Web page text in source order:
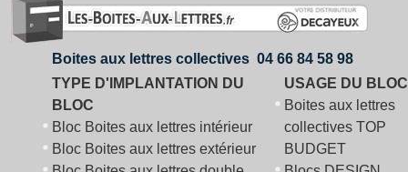
Boites aux lettres collectives 04 66 84 58 98
TYPE D'IMPLANTATION DU
BLOC
Bloc Boites aux lettres intérieur
Bloc Boites aux lettres extérieur
USAGE DU BLOC
Boites aux lettres
collectives TOP
BUDGET